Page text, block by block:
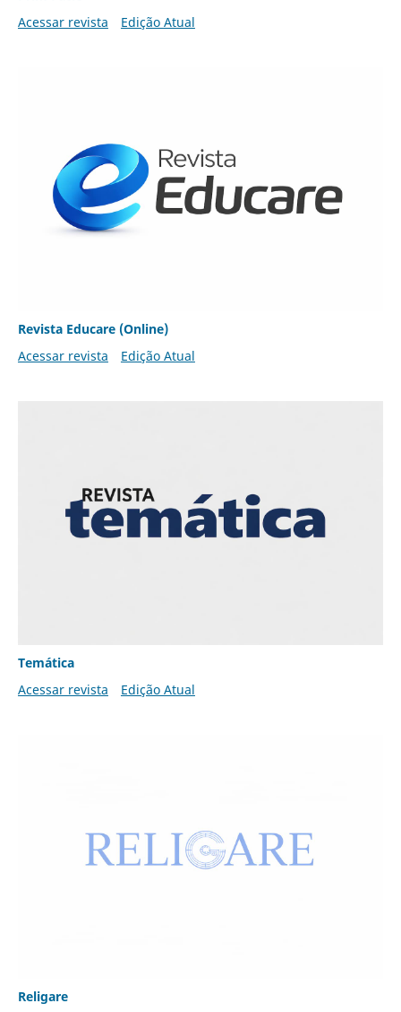
Acessar revista
Edição Atual
Revista Educare (Online)
Acessar revista
Edição Atual
Temática
Acessar revista
Edição Atual
Religare